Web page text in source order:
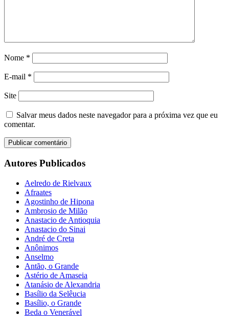
Nome *
E-mail *
Site
Salvar meus dados neste navegador para a próxima vez que eu
comentar.
Autores Publicados
Aelredo de Rielvaux
Afraates
Agostinho de Hipona
Ambrosio de Milão
Anastacio de Antioquia
Anastacio do Sinai
André de Creta
Anônimos
Anselmo
Antão, o Grande
Astério de Amaseia
Atanásio de Alexandria
Basílio da Selêucia
Basílio, o Grande
Beda o Venerável